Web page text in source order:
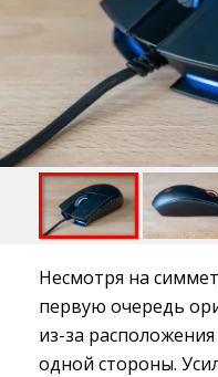
Несмотря на
первую очередь
из-за
одной стороны.